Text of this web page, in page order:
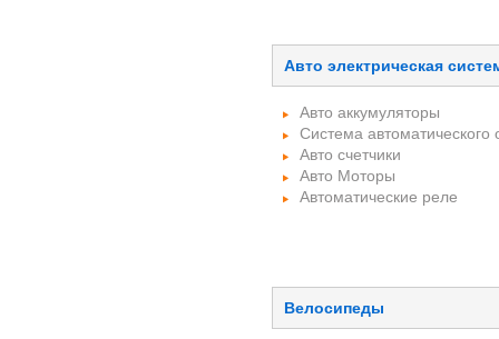
Авто электрическая
Авто аккумуляторы
Система автоматического
Авто счетчики
Авто Моторы
Автоматические реле
Велосипеды